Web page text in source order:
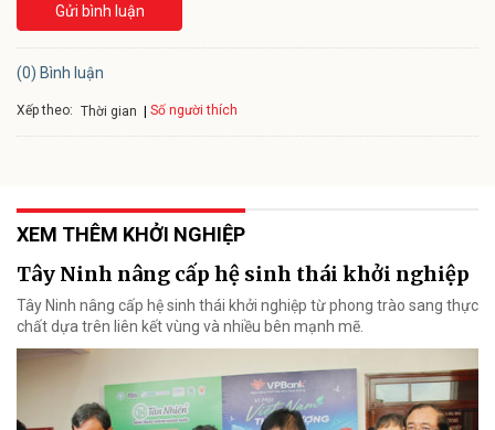
Gửi bình luận
(0) Bình luận
Xếp theo: Thời gian Số người thích
XEM THÊM KHỞI NGHIỆP
Tây Ninh nâng cấp hệ sinh thái khởi nghiệp
Tây Ninh nâng cấp hệ sinh thái khởi nghiệp từ phong trào sang thực
chất dựa trên liên kết vùng và nhiều bên mạnh mẽ.